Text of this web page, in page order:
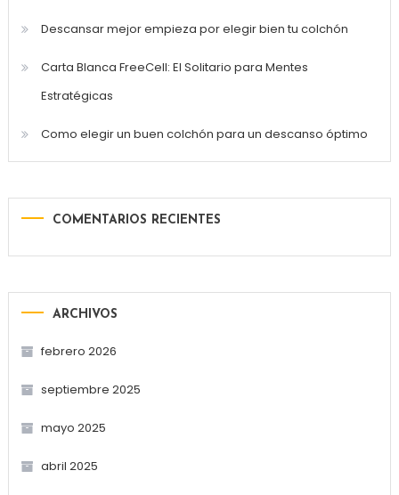
Descansar mejor empieza por elegir bien tu colchón
Carta Blanca FreeCell: El Solitario para Mentes
Estratégicas
Como elegir un buen colchón para un descanso óptimo
COMENTARIOS RECIENTES
ARCHIVOS
febrero 2026
septiembre 2025
mayo 2025
abril 2025